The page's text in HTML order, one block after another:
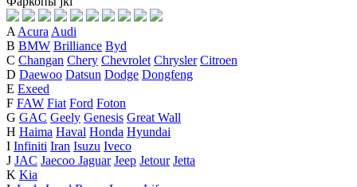
A Acura Audi
B BMW Brilliance Byd
C Changan Chery Chevrolet Chrysler Citroen
D Daewoo Datsun Dodge Dongfeng
E Exeed
F FAW Fiat Ford Foton
G GAC Geely Genesis Great Wall
H Haima Haval Honda Hyundai
I Infiniti Iran Isuzu Iveco
J JAC Jaecoo Jaguar Jeep Jetour Jetta
K Kia